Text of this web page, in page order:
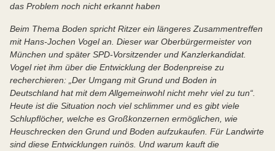
das Problem noch nicht erkannt haben
Beim Thema Boden spricht Ritzer ein längeres Zusammentreffen
mit Hans-Jochen Vogel an. Dieser war Oberbürgermeister von
München und später SPD-Vorsitzender und Kanzlerkandidat.
Vogel riet ihm über die Entwicklung der Bodenpreise zu
recherchieren: „Der Umgang mit Grund und Boden in
Deutschland hat mit dem Allgemeinwohl nicht mehr viel zu tun“.
Heute ist die Situation noch viel schlimmer und es gibt viele
Schlupflöcher, welche es Großkonzernen ermöglichen, wie
Heuschrecken den Grund und Boden aufzukaufen. Für Landwirte
sind diese Entwicklungen ruinös. Und warum kauft die